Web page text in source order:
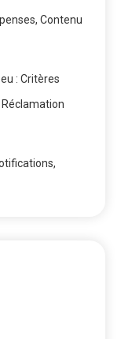
Contenu
: Critères